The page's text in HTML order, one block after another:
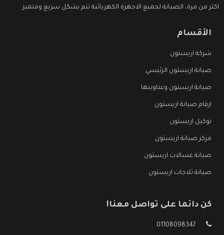
اكثر من مرة، الصيانة لجميع الاجهزة الكهربائية تتم بشكل سريع ومتميز.
الأقسام
شركة اريستون
صيانة اريستون الرئيسي
صيانة اريستون وعناوينها
ارقام صيانة اريستون
توكيل اريستون
مركز صيانة اريستون
صيانة غسالات اريستون
صيانة ثلاجات اريستون
كن دائما على تواصل معنا!
01108098347